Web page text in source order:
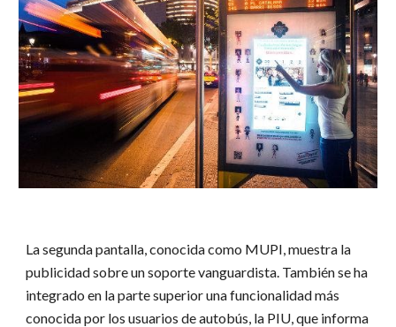
La segunda pantalla, conocida como MUPI, muestra la
publicidad sobre un soporte vanguardista. También se ha
integrado en la parte superior una funcionalidad más
conocida por los usuarios de autobús, la PIU, que informa